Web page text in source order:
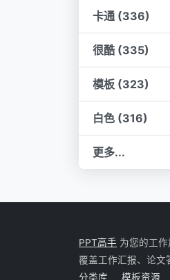
卡通 (336)
很酷 (335)
模板 (323)
白色 (316)
更多...
PPT高手 为您的工
覆盖工作汇报、论文
分类库
模板资源